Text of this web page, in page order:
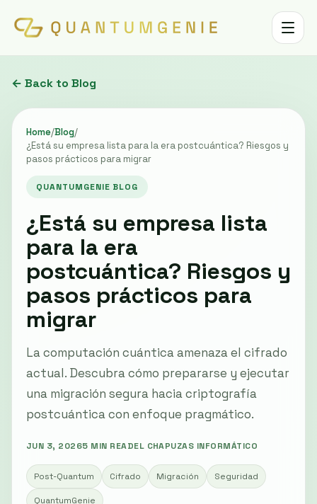
Toggle
← Back to Blog
Home/Blog/
¿Está su empresa lista para la era postcuántica? Riesgos y
pasos prácticos para migrar
QUANTUMGENIE BLOG
¿Está su empresa lista
para la era
postcuántica? Riesgos y
pasos prácticos para
migrar
La computación cuántica amenaza el cifrado
actual. Descubra cómo prepararse y ejecutar
una migración segura hacia criptografía
postcuántica con enfoque pragmático.
JUN 3, 20265 MIN READEL CHAPUZAS INFORMÁTICO
Post-Quantum Cifrado Migración Seguridad
QuantumGenie